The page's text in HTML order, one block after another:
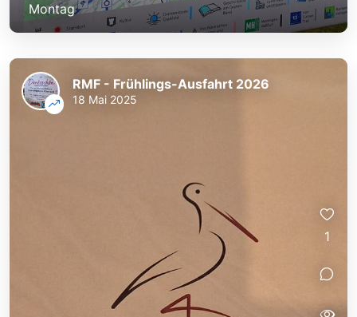
Montag
RMF - Frühlings-Ausfahrt 2026
18 Mai 2025
1